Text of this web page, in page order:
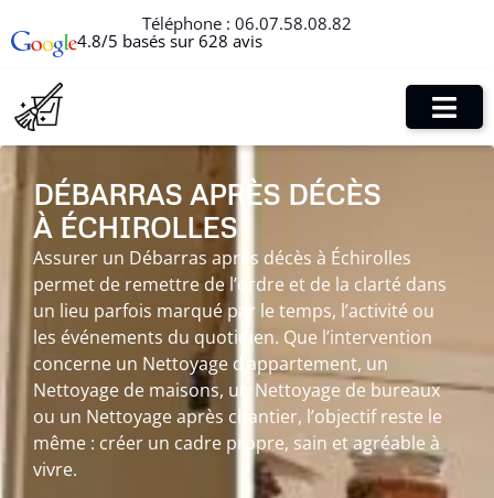
Téléphone : 06.07.58.08.82
4.8/5 basés sur 628 avis
DÉBARRAS APRÈS DÉCÈS
À ÉCHIROLLES
Assurer un Débarras après décès à Échirolles
permet de remettre de l’ordre et de la clarté dans
un lieu parfois marqué par le temps, l’activité ou
les événements du quotidien. Que l’intervention
concerne un Nettoyage d’appartement, un
Nettoyage de maisons, un Nettoyage de bureaux
ou un Nettoyage après chantier, l’objectif reste le
même : créer un cadre propre, sain et agréable à
vivre.